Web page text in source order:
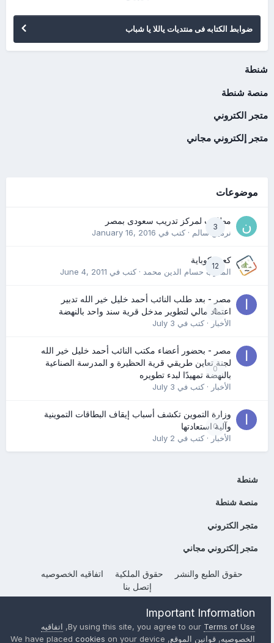
ضوابط الكتابه فى منتديات ياللا يا شباب
شنطة
منصة شنطة
متجر الكتروني
متجر إلكتروني مجاني
موضوعات
3
مطلوب لمركز تدريب سعودى بمصر
نرمين سالم· كتب في January 16, 2016
12
كعب كوباية
المدرب حسام الدين محمد· كتب في June 4, 2011
0
مصر - بعد طلب النائب أحمد خليل خير الله تدبير
اعتماد مالي لتطوير مدخل قرية سند واحد بالنهضة
الأخبار· كتب في July 3
0
مصر - بحضور أعضاء مكتب النائب أحمد خليل خير الله
لجنة تعاين طريقي قرية الحظيرة و المدرسة الصناعية
بالنهضة تمهيدًا لبدء تطويره
الأخبار· كتب في July 3
0
وزارة التموين تكشف أسباب إيقاف البطاقات التموينية
وآلية استعادتها
الأخبار· كتب في July 2
شنطة
منصة شنطة
متجر الكتروني
متجر إلكتروني مجاني
حقوق الطبع والنشر حقوق الملكية
اتفاقيه الخصوصيه
إتصل بنا
Important Information
By using this site, you agree to ourTerms of Use
, اتفاقيه
الخصوصيه, قوانين الموقع, We have placed
cookies on your device